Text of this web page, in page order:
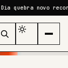
novo recorde